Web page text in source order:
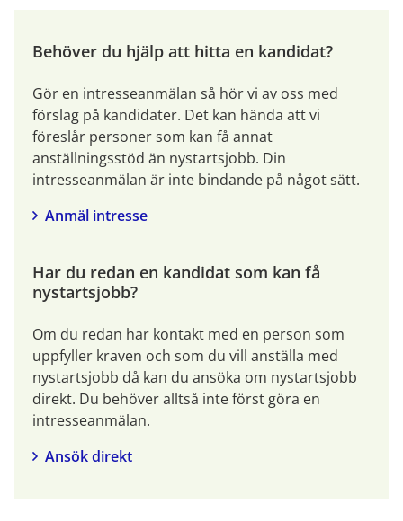
Behöver du hjälp att hitta en kandidat?
Gör en intresseanmälan så hör vi av oss med
förslag på kandidater. Det kan hända att vi
föreslår personer som kan få annat
anställningsstöd än nystartsjobb. Din
intresseanmälan är inte bindande på något sätt.
Anmäl intresse
Har du redan en kandidat som kan få
nystartsjobb?
Om du redan har kontakt med en person som
uppfyller kraven och som du vill anställa med
nystartsjobb då kan du ansöka om nystartsjobb
direkt. Du behöver alltså inte först göra en
intresseanmälan.
Ansök direkt